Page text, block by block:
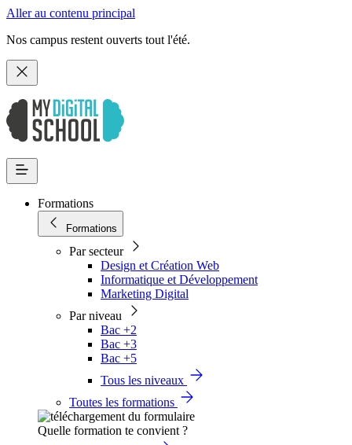
Aller au contenu principal
Nos campus restent ouverts tout l'été.
Formations
Formations
Par secteur
Design et Création Web
Informatique et Développement
Marketing Digital
Par niveau
Bac +2
Bac +3
Bac +5
Tous les niveaux
Toutes les formations
Quelle formation te convient ?